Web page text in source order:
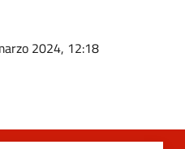
2024, 12:18